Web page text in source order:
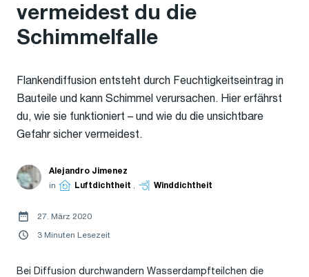
vermeidest du die
Schimmelfalle
Flankendiffusion entsteht durch Feuchtigkeitseintrag in
Bauteile und kann Schimmel verursachen. Hier erfährst
du, wie sie funktioniert – und wie du die unsichtbare
Gefahr sicher vermeidest.
Alejandro Jimenez
in
Luftdichtheit , Winddichtheit
27. März 2020
3 Minuten Lesezeit
Bei Diffusion durchwandern Wasserdampfteilchen die